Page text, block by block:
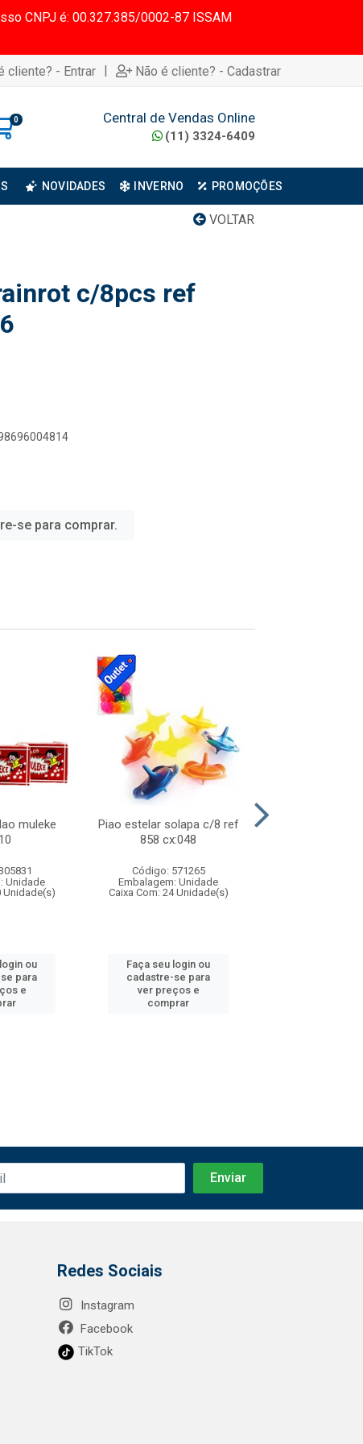
CNPJ é: 00.327.385/0002-87 ISSAM
cliente? - Entrar | Não é cliente? - Cadastrar
0 Central de Vendas Online
(11) 3324-6409
NOVIDADES INVERNO PROMOÇÕES
VOLTAR
c/8pcs ref
se para comprar.
muleke
Unidade
Unidade(s)
ou
para
e
Piao estelar solapa c/8 ref
858 cx:048
Código: 571265
Embalagem: Unidade
Caixa Com: 24 Unidade(s)
Faça seu login ou
cadastre-se para
ver preços e
comprar
Redes Sociais
Instagram
Facebook
TikTok